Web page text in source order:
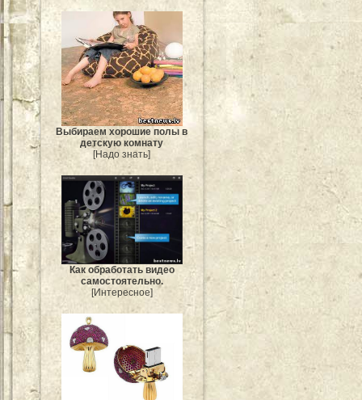
Выбираем хорошие полы в
детскую комнату
[Надо знать]
Как обработать видео
самостоятельно.
[Интересное]